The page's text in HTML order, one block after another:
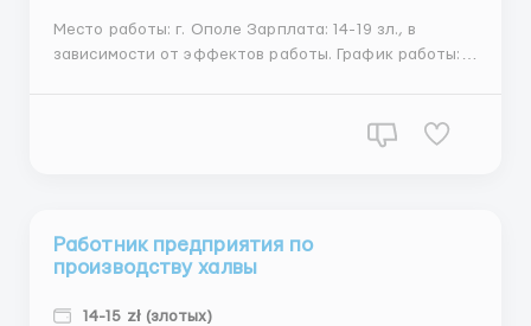
Место работы: г. Ополе Зарплата: 14-19 зл., в
зависимости от эффектов работы. График работы:
сканером - комплектация, поддержание порядка на
Работник предприятия по
производству халвы
14-15 zł (злотых)